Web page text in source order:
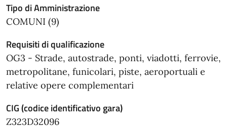
Tipo di Amministrazione
COMUNI (9)
Requisiti di qualificazione
OG3 - Strade, autostrade, ponti, viadotti, ferrovie,
metropolitane, funicolari, piste, aeroportuali e
relative opere complementari
CIG (codice identificativo gara)
Z323D32096